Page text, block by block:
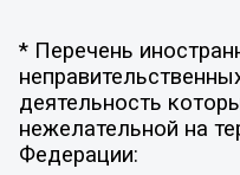
* Перечень
деятельность
нежелательной на
Федерации: